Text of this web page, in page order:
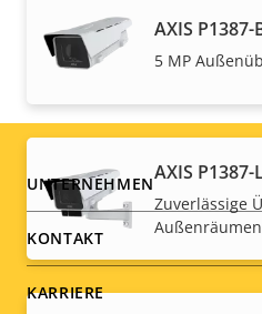
AXIS
5 MP
AXIS
Zuverlässige
Finden Sie hier
Export für Ihr Produkt.
Footer
menu
UNTERNEHMEN
KONTAKT
KARRIERE